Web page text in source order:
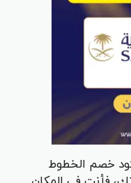
خصم الخطوط